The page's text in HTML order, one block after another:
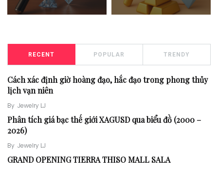
RECENT POPULAR TRENDY
Cách xác định giờ hoàng đạo, hắc đạo trong phong thủy
lịch vạn niên
By Jewelry LJ
Phân tích giá bạc thế giới XAGUSD qua biểu đồ (2000 –
2026)
By Jewelry LJ
GRAND OPENING TIERRA THISO MALL SALA